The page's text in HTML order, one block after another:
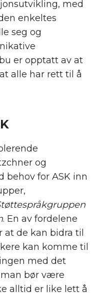
med
enkeltes
seg og
er opptatt av at
alle har rett til å
og
behov for ASK inn
. En av fordelene
at de kan bidra til
kan komme til
med det
bør være
alltid er like lett å